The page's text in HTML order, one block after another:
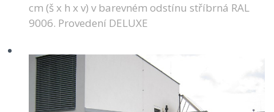
cm (š x h x v) v barevném odstínu stříbrná RAL
9006. Provedení DELUXE